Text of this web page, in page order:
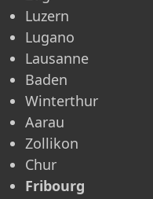
Luzern
Lugano
Lausanne
Baden
Winterthur
Aarau
Zollikon
Chur
Fribourg